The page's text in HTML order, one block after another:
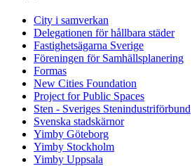
City i samverkan
Delegationen för hållbara städer
Fastighetsägarna Sverige
Föreningen för Samhällsplanering
Formas
New Cities Foundation
Project for Public Spaces
Sten - Sveriges Stenindustriförbund
Svenska stadskärnor
Yimby Göteborg
Yimby Stockholm
Yimby Uppsala